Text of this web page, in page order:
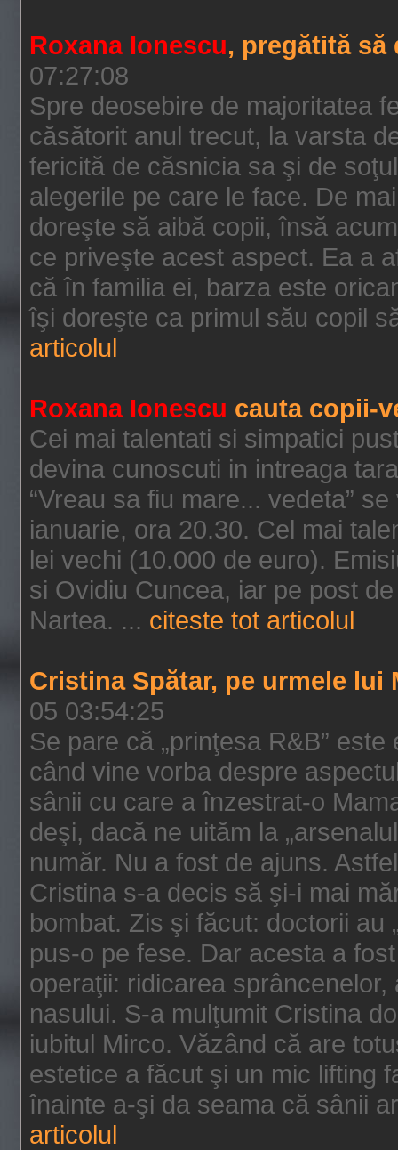
Roxana Ionescu, pregătită să
07:27:08
Spre deosebire de majoritatea
căsătorit anul trecut, la varsta
fericită de căsnicia sa şi de
alegerile pe care le face. De
doreşte să aibă copii, însă
ce priveşte acest aspect. Ea a
că în familia ei, barza este
îşi doreşte ca primul său copil
articolul
Roxana Ionescu cauta copii-
Cei mai talentati si simpatici
devina cunoscuti in intreaga
“Vreau sa fiu mare... vedeta”
ianuarie, ora 20.30. Cel mai
lei vechi (10.000 de euro).
si Ovidiu Cuncea, iar pe post
Nartea. ... citeste tot articolul
Cristina Spătar, pe urmele lui
05 03:54:25
Se pare că „prinţesa R&B”
când vine vorba despre
sânii cu care a înzestrat-o
deşi, dacă ne uităm la
număr. Nu a fost de ajuns.
Cristina s-a decis să şi-i mai
bombat. Zis şi făcut: doctorii au
pus-o pe fese. Dar acesta a
operaţii: ridicarea
nasului. S-a mulţumit Cristina
iubitul Mirco. Văzând că are
estetice a făcut şi un mic lifting
înainte a-şi da seama că sânii
articolul